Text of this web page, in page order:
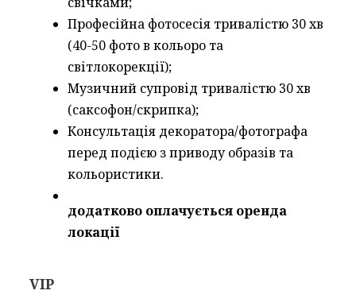
Професійна фотосесія тривалістю 30 хв
(40-50 фото в кольоро та
світлокорекції);
Музичний супровід тривалістю 30 хв
(саксофон/скрипка);
Консультація декоратора/фотографа
перед подією з приводу образів та
кольористики.
додатково оплачується оренда
локації
VIP